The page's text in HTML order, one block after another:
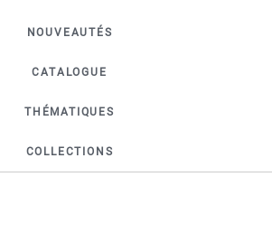
NOUVEAUTÉS
CATALOGUE
THÉMATIQUES
COLLECTIONS